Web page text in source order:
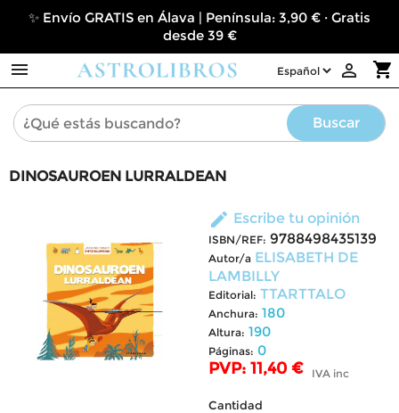
✨ Envío GRATIS en Álava | Península: 3,90 € · Gratis
desde 39 €
 shopping_cart

Buscar
DINOSAUROEN LURRALDEAN
edit Escribe tu opinión
ISBN/REF: 9788498435139
Autor/a ELISABETH DE
LAMBILLY
Editorial: TTARTTALO
Anchura: 180
Altura: 190
Páginas: 0
PVP: 11,40 € IVA inc
Cantidad